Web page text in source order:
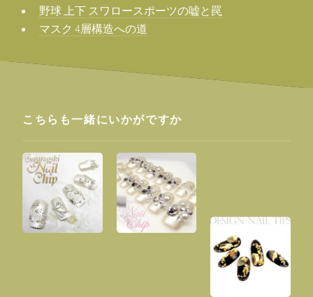
野球 上下 スワロースポーツの嘘と罠
マスク 4層構造への道
こちらも一緒にいかがですか